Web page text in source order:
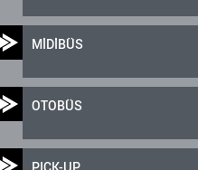
MİDİBÜS
OTOBÜS